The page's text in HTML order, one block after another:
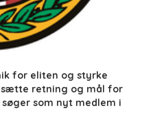
for eliten og styrke
sætte retning og mål for
som nyt medlem i